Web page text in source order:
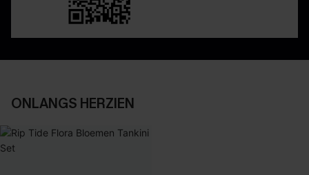
ONLANGS HERZIEN